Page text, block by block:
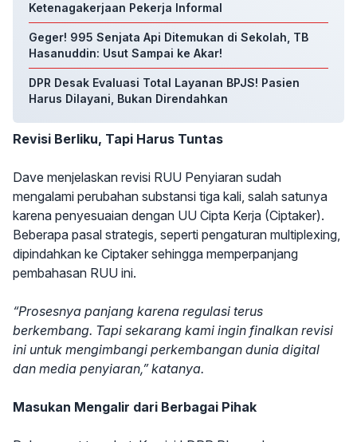
Ketenagakerjaan Pekerja Informal
Geger! 995 Senjata Api Ditemukan di Sekolah, TB
Hasanuddin: Usut Sampai ke Akar!
DPR Desak Evaluasi Total Layanan BPJS! Pasien
Harus Dilayani, Bukan Direndahkan
Revisi Berliku, Tapi Harus Tuntas
Dave menjelaskan revisi RUU Penyiaran sudah
mengalami perubahan substansi tiga kali, salah satunya
karena penyesuaian dengan UU Cipta Kerja (Ciptaker).
Beberapa pasal strategis, seperti pengaturan multiplexing,
dipindahkan ke Ciptaker sehingga memperpanjang
pembahasan RUU ini.
“Prosesnya panjang karena regulasi terus
berkembang. Tapi sekarang kami ingin finalkan revisi
ini untuk mengimbangi perkembangan dunia digital
dan media penyiaran,” katanya.
Masukan Mengalir dari Berbagai Pihak